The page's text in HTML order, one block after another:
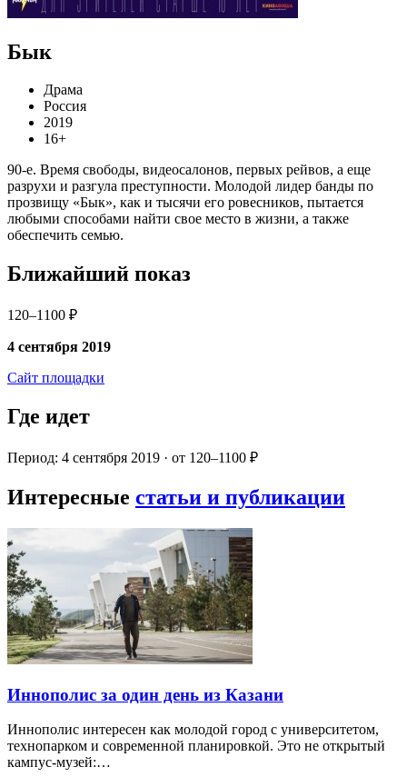
Бык
Драма
Россия
2019
16+
90-е. Время свободы, видеосалонов, первых рейвов, а еще
разрухи и разгула преступности. Молодой лидер банды по
прозвищу «Бык», как и тысячи его ровесников, пытается
любыми способами найти свое место в жизни, а также
обеспечить семью.
Ближайший показ
120–1100 ₽
4 сентября 2019
Сайт площадки
Где идет
Период: 4 сентября 2019 · от 120–1100 ₽
Интересные статьи и публикации
Иннополис за один день из Казани
Иннополис интересен как молодой город с университетом,
технопарком и современной планировкой. Это не открытый
кампус-музей:…